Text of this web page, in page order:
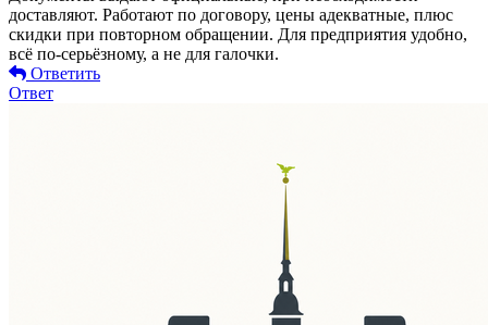
доставляют. Работают по договору, цены адекватные, плюс
скидки при повторном обращении. Для предприятия удобно,
всё по-серьёзному, а не для галочки.
Ответить
Ответ